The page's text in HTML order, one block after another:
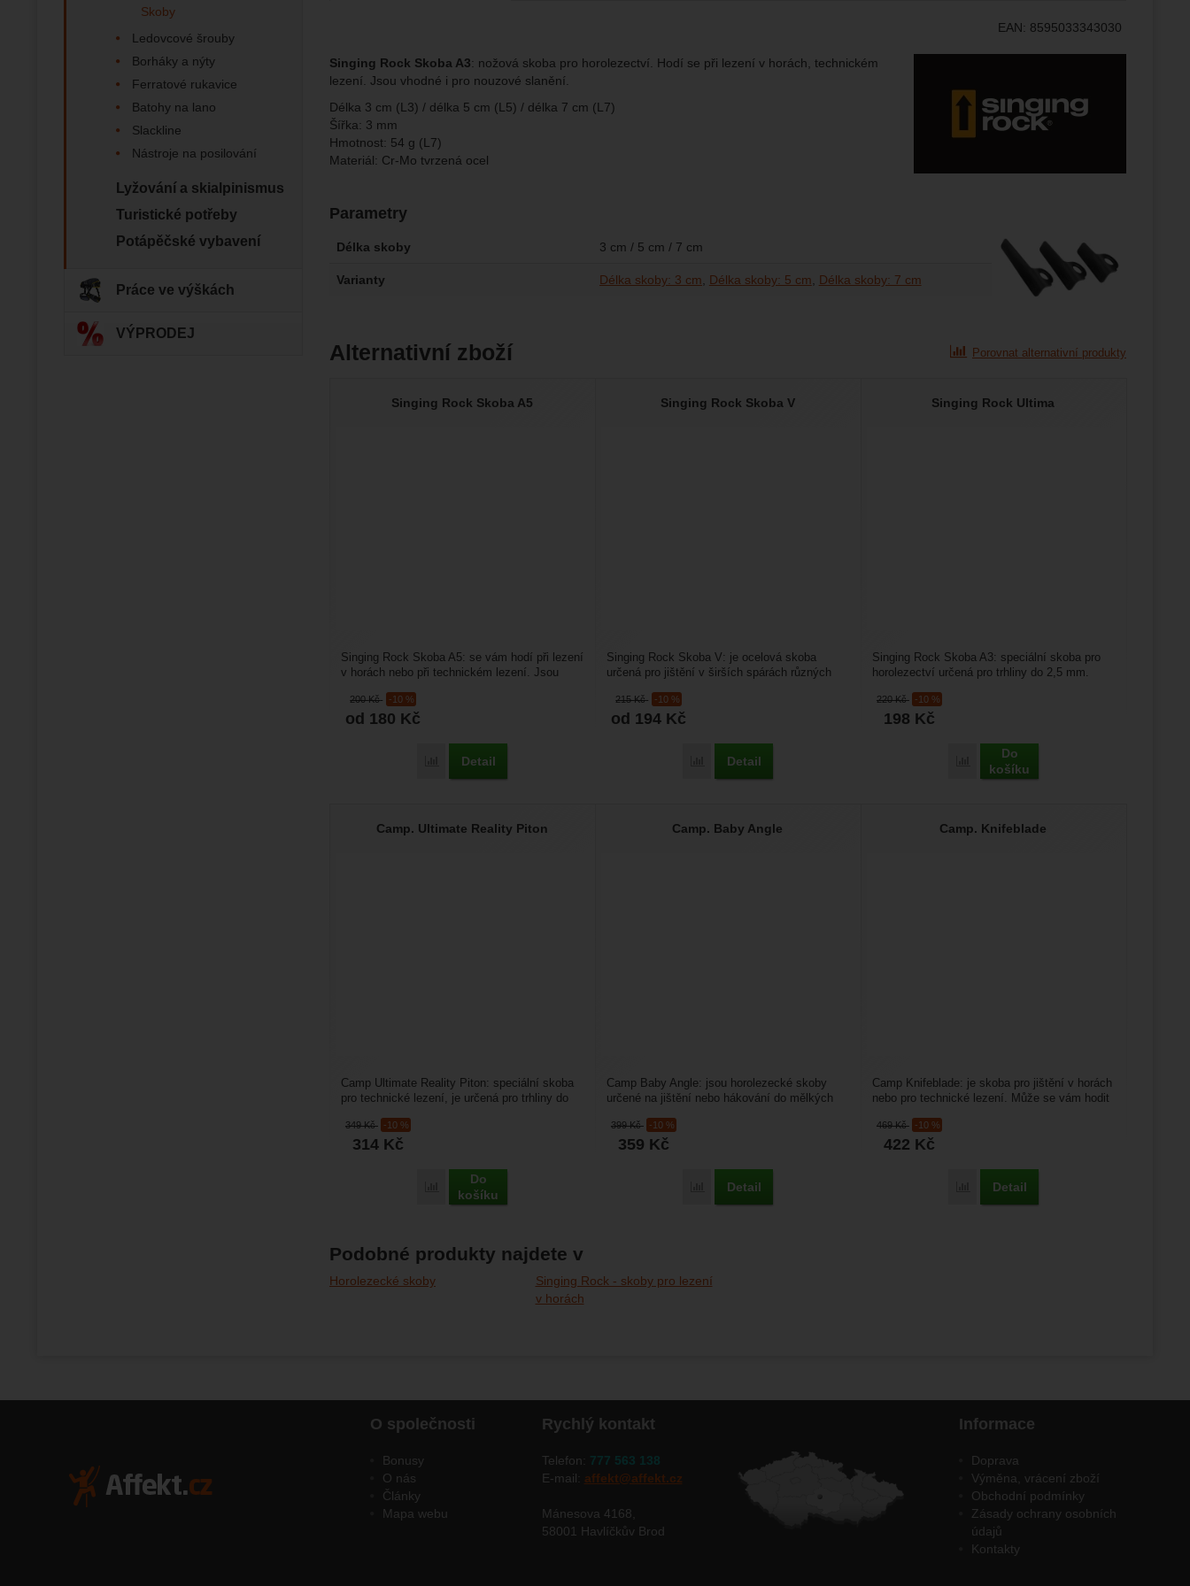
vhodné obsahy nebo reklamy jak na našich stránkách, tak na stránkách třetích stran.
EAN: 8595033343030
Singing Rock Skoba A3: nožová skoba pro horolezectví. Hodí se při lezení v horách, technickém
lezení. Jsou vhodné i pro nouzové slanění.
Délka 3 cm (L3) / délka 5 cm (L5) / délka 7 cm (L7)
Šířka: 3 mm
Hmotnost: 54 g (L7)
Materiál: Cr-Mo tvrzená ocel
Parametry
Délka skoby 3 cm / 5 cm / 7 cm
Varianty Délka skoby: 3 cm Délka skoby: 5 cm Délka skoby: 7 cm
Alternativní zboží Porovnat alternativní produkty
Singing Rock Skoba A5
200Kč -10 %
od 180 Kč
Porovnat
Detail
Singing Rock Skoba A5: se vám hodí při lezení
v horách nebo při technickém lezení. Jsou
Singing Rock Skoba V
215Kč -10 %
od 194 Kč
Porovnat
Detail
Singing Rock Skoba V: je ocelová skoba
určená pro jištění v širších spárách různých
Singing Rock Ultima
220Kč -10 %
198 Kč
Porovnat
Do
košíku
Singing Rock Skoba A3: speciální skoba pro
horolezectví určená pro trhliny do 2,5 mm.
Camp. Ultimate Reality Piton
349Kč -10 %
314 Kč
Porovnat
Do
košíku
Camp Ultimate Reality Piton: speciální skoba
pro technické lezení, je určená pro trhliny do
Camp. Baby Angle
399Kč -10 %
359 Kč
Porovnat
Detail
Camp Baby Angle: jsou horolezecké skoby
určené na jištění nebo hákování do mělkých
Camp. Knifeblade
469Kč -10 %
422 Kč
Porovnat
Detail
Camp Knifeblade: je skoba pro jištění v horách
nebo pro technické lezení. Může se vám hodit
Podobné produkty najdete v
Horolezecké skoby
Singing Rock - skoby pro lezení
v horách
Skoby
Ledovcové šrouby
Borháky a nýty
Ferratové rukavice
Batohy na lano
Slackline
Nástroje na posilování
Lyžování a skialpinismus
Turistické potřeby
Potápěčské vybavení
Práce ve výškách
VÝPRODEJ
O společnosti
Bonusy
O nás
Články
Mapa webu
Rychlý kontakt
Telefon: 777 563 138
E-mail: affekt@affekt.cz
Mánesova 4168,
58001 Havlíčkův Brod
Informace
Doprava
Výměna, vrácení zboží
Obchodní podmínky
Zásady ochrany osobních
údajů
Kontakty